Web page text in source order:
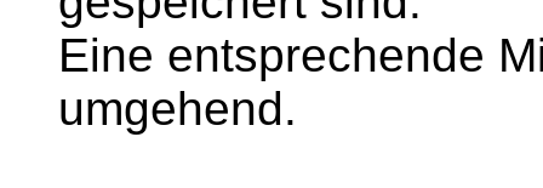
Eine entsprechende
umgehend.